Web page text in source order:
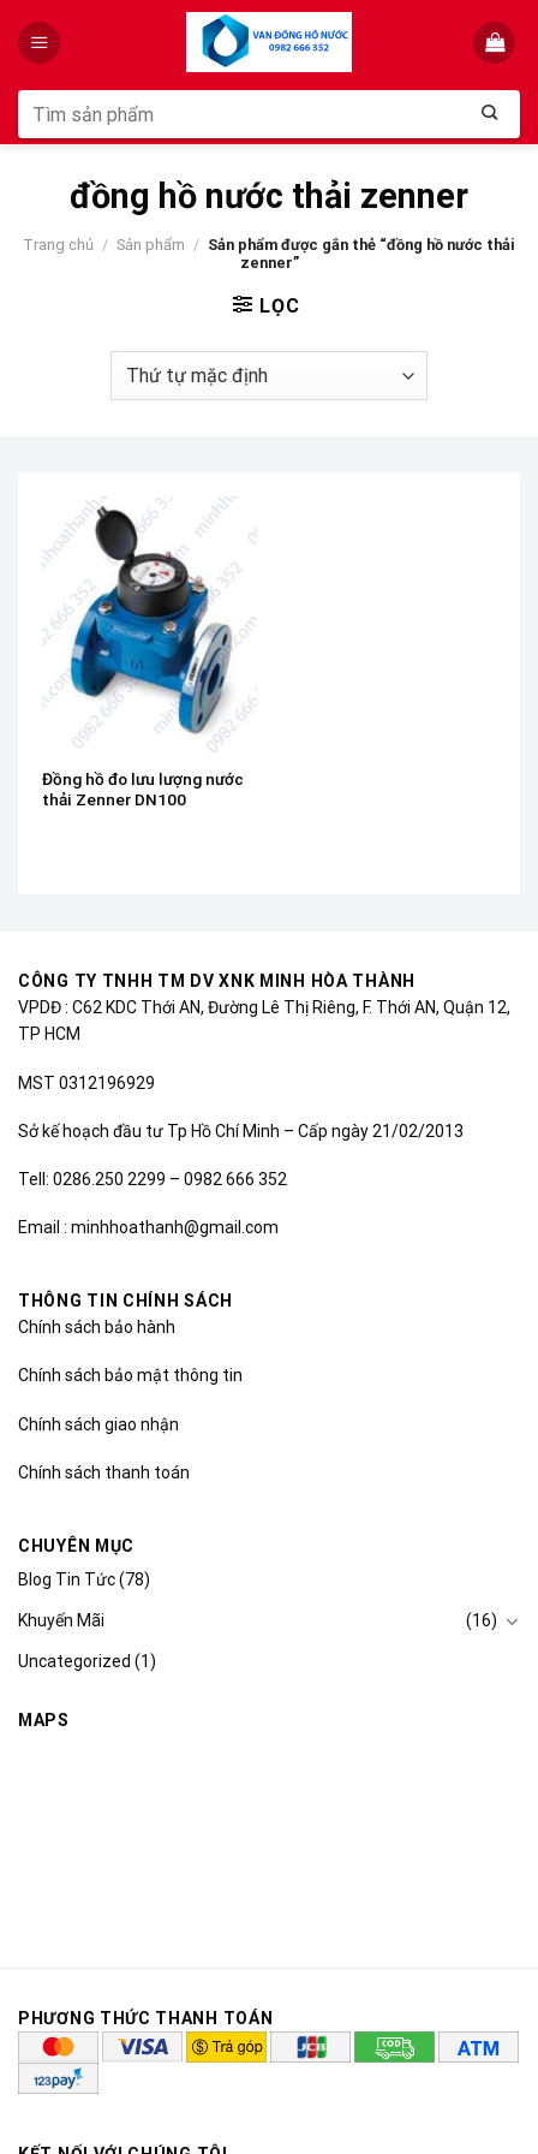
Tìm
kiếm:
đồng hồ nước thải zenner
Trang chủ / Sản phẩm / Sản phẩm được gắn thẻ “đồng hồ nước thải
zenner”
LỌC
Đồng hồ đo lưu lượng nước
thải Zenner DN100
CÔNG TY TNHH TM DV XNK MINH HÒA THÀNH
VPDĐ : C62 KDC Thới AN, Đường Lê Thị Riêng, F. Thới AN, Quận 12,
TP HCM
MST 0312196929
Sở kế hoạch đầu tư Tp Hồ Chí Minh – Cấp ngày 21/02/2013
Tell: 0286.250 2299 – 0982 666 352
Email : minhhoathanh@gmail.com
THÔNG TIN CHÍNH SÁCH
Chính sách bảo hành
Chính sách bảo mật thông tin
Chính sách giao nhận
Chính sách thanh toán
CHUYÊN MỤC
Blog Tin Tức(78)
Khuyến Mãi (16)
Uncategorized (1)
MAPS
PHƯƠNG THỨC THANH TOÁN